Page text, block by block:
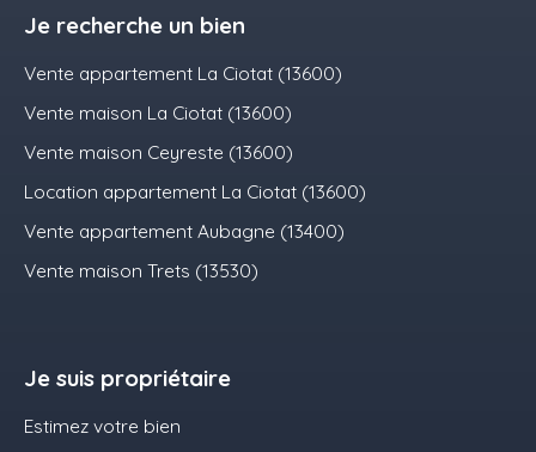
Je recherche un bien
Vente appartement La Ciotat (13600)
Vente maison La Ciotat (13600)
Vente maison Ceyreste (13600)
Location appartement La Ciotat (13600)
Vente appartement Aubagne (13400)
Vente maison Trets (13530)
Je suis propriétaire
Estimez votre bien